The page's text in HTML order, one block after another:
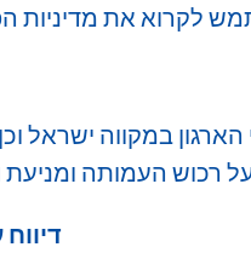
במקווה ישראל